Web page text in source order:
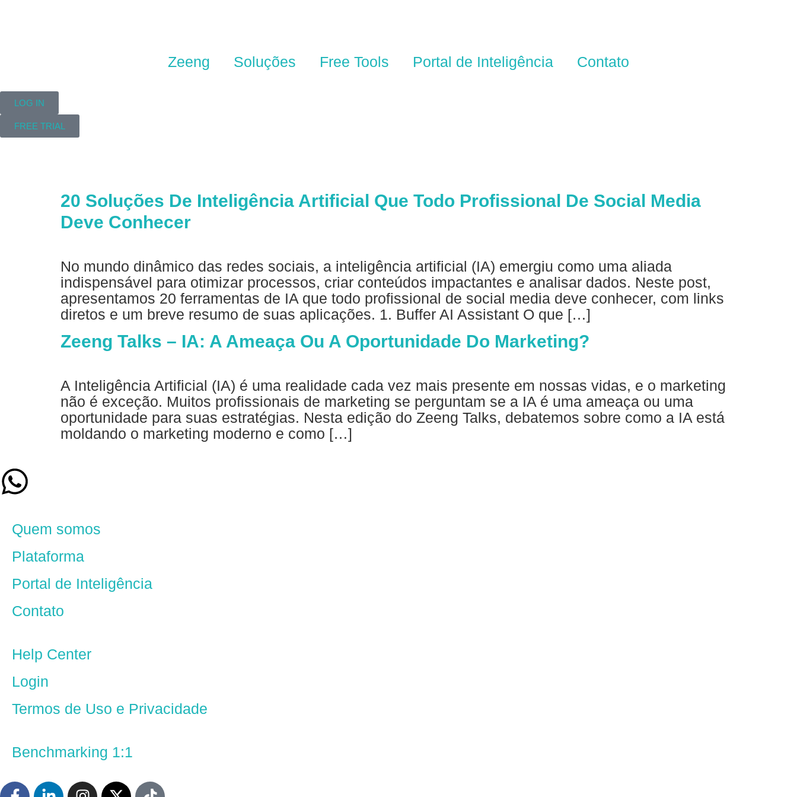
Zeeng Soluções Free Tools Portal de Inteligência Contato
LOG IN
FREE TRIAL
20 Soluções De Inteligência Artificial Que Todo Profissional De Social Media
Deve Conhecer
No mundo dinâmico das redes sociais, a inteligência artificial (IA) emergiu como uma aliada
indispensável para otimizar processos, criar conteúdos impactantes e analisar dados. Neste post,
apresentamos 20 ferramentas de IA que todo profissional de social media deve conhecer, com links
diretos e um breve resumo de suas aplicações. 1. Buffer AI Assistant O que […]
Zeeng Talks – IA: A Ameaça Ou A Oportunidade Do Marketing?
A Inteligência Artificial (IA) é uma realidade cada vez mais presente em nossas vidas, e o marketing
não é exceção. Muitos profissionais de marketing se perguntam se a IA é uma ameaça ou uma
oportunidade para suas estratégias. Nesta edição do Zeeng Talks, debatemos sobre como a IA está
moldando o marketing moderno e como […]
Quem somos
Plataforma
Portal de Inteligência
Contato
Help Center
Login
Termos de Uso e Privacidade
Benchmarking 1:1